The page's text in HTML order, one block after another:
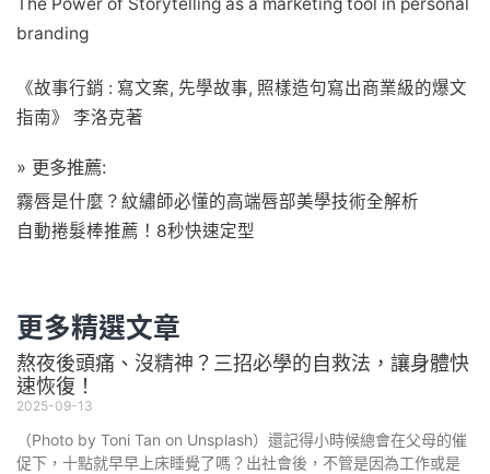
branding
《故事行銷 : 寫文案, 先學故事, 照樣造句寫出商業級的爆文
指南》 李洛克著
» 更多推薦:
霧唇是什麼？紋繡師必懂的高端唇部美學技術全解析
自動捲髮棒推薦！8秒快速定型
更多精選文章
熬夜後頭痛、沒精神？三招必學的自救法，讓身體快
速恢復！
2025-09-13
（Photo by Toni Tan on Unsplash）還記得小時候總會在父母的催
促下，十點就早早上床睡覺了嗎？出社會後，不管是因為工作或是